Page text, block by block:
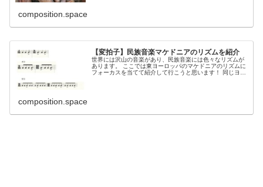
composition.space
【変拍子】民族音楽マケドニアのリズムを紹介
世界には沢山の音楽があり、民族音楽には色々なリズムが
あります。 ここでは東ヨーロッパのマケドニアのリズムに
フォーカスを当てて紹介して行こうと思います！ 同じヨー
composition.space